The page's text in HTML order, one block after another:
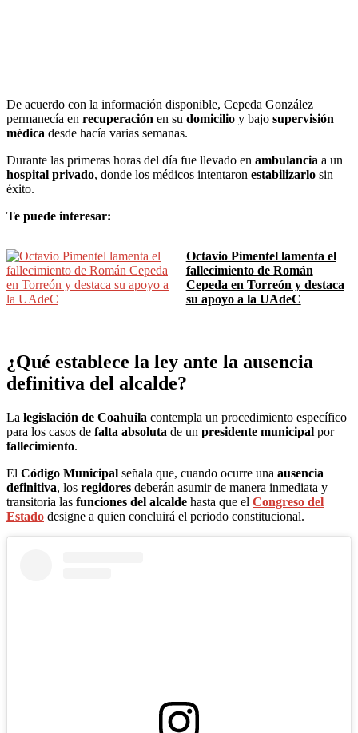
De acuerdo con la información disponible, Cepeda González
permanecía en recuperación en su domicilio y bajo supervisión
médica desde hacía varias semanas.
Durante las primeras horas del día fue llevado en ambulancia a un
hospital privado, donde los médicos intentaron estabilizarlo sin
éxito.
Te puede interesar:
Octavio Pimentel lamenta el
fallecimiento de Román
Cepeda en Torreón y destaca
su apoyo a la UAdeC
¿Qué establece la ley ante la ausencia
definitiva del alcalde?
La legislación de Coahuila contempla un procedimiento específico
para los casos de falta absoluta de un presidente municipal por
fallecimiento.
El Código Municipal señala que, cuando ocurre una ausencia
definitiva, los regidores deberán asumir de manera inmediata y
transitoria las funciones del alcalde hasta que el Congreso del
Estado designe a quien concluirá el periodo constitucional.